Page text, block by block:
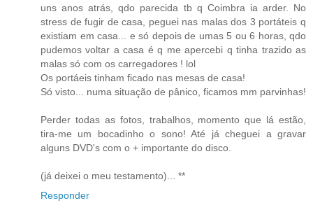
uns anos atrás, qdo parecida tb q Coimbra ia arder. No
stress de fugir de casa, peguei nas malas dos 3 portáteis q
existiam em casa... e só depois de umas 5 ou 6 horas, qdo
pudemos voltar a casa é q me apercebi q tinha trazido as
malas só com os carregadores ! lol
Os portáeis tinham ficado nas mesas de casa!
Só visto... numa situação de pânico, ficamos mm parvinhas!
Perder todas as fotos, trabalhos, momento que lá estão,
tira-me um bocadinho o sono! Até já cheguei a gravar
alguns DVD's com o + importante do disco.
(já deixei o meu testamento)... **
Responder